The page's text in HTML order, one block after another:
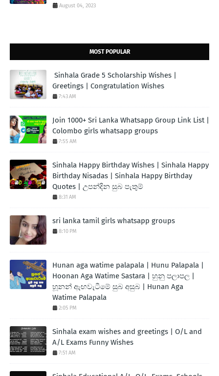
August 04, 2023
MOST POPULAR
Sinhala Grade 5 Scholarship Wishes |
Greetings | Congratulation Wishes
7:43 AM
Join 1000+ Sri Lanka Whatsapp Group Link List |
Colombo girls whatsapp groups
7:55 AM
Sinhala Happy Birthday Wishes | Sinhala Happy
Birthday Nisadas | Sinhala Happy Birthday
Quotes | උපන්දින සුබ පැතුම්
8:31 AM
sri lanka tamil girls whatsapp groups
8:10 PM
Hunan aga watime palapala | Hunu Palapala |
Hoonan Aga Watime Sastara | හුනු පලාපල |
හූනන් ඇඟවැටීමේ සුබ අසුබ | Hunan Aga
Watime Palapala
2:05 PM
Sinhala exam wishes and greetings | O/L and
A/L Exams Funny Wishes
7:51 AM